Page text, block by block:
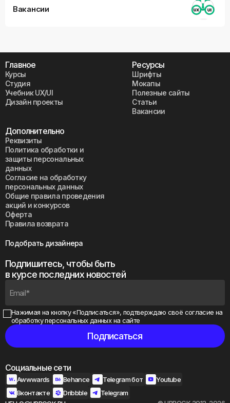
Вакансии
Главное
Курсы
Студия
Учебник UX/UI
Дизайн проекты
Ресурсы
Шрифты
Мокапы
Полезные сайты
Статьи
Вакансии
Дополнительно
Реквизиты
Политика обработки и
защиты персональных
данных
Согласие на обработку
персональных данных
Общие правила проведения
акций и конкурсов
Оферта
Правила возврата
Социальные сети
Awwwards Behance Telegram бот
Youtube
Вконтакте
Dribbble
Telegram
Подпишитесь, чтобы быть
в курсе последних новостей
Нажимая на кнопку «Подписаться», подтверждаю своё согласие на
обработку персональных данных на сайте
Подобрать дизайнера